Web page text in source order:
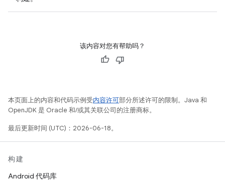
该内容对您有帮助吗？
本页面上的内容和代码示例受内容许可部分所述许可的限制。Java 和
OpenJDK 是 Oracle 和/或其关联公司的注册商标。
最后更新时间 (UTC)：2026-06-18。
构建
Android 代码库